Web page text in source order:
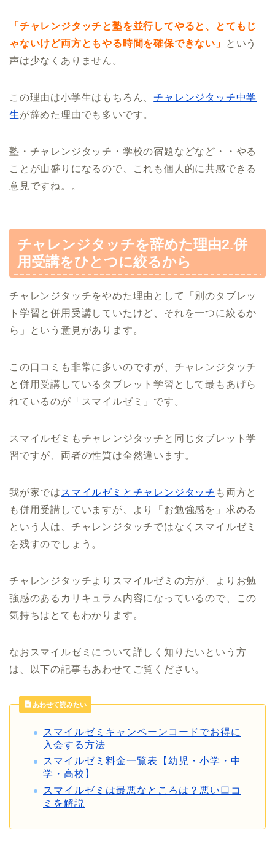
「チャレンジタッチと塾を並行してやると、とてもじ
ゃないけど両方ともやる時間を確保できない」
という
声は少なくありません。
この理由は小学生はもちろん、チャレンジタッチ中学
生が辞めた理由でも多いです。
塾・チャレンジタッチ・学校の宿題などなど・・やる
ことが山盛りになるので、これも個人的に共感できる
意見ですね。。
チャレンジタッチを辞めた理由2.併
用受講をひとつに絞るから
チャレンジタッチをやめた理由として「別のタブレッ
ト学習と併用受講していたけど、それを一つに絞るか
ら」という意見があります。
この口コミも非常に多いのですが、チャレンジタッチ
と併用受講しているタブレット学習として最もあげら
れているのが「スマイルゼミ」です。
スマイルゼミもチャレンジタッチと同じタブレット学
習ですが、両者の性質は全然違います。
我が家では スマイルゼミとチャレンジタッチ も両方と
も併用受講していますが、より「お勉強感を」求める
という人は、チャレンジタッチではなくスマイルゼミ
を残すのでしょう。
チャレンジタッチよりスマイルゼミの方が、よりお勉
強感のあるカリキュラム内容になっているので、この
気持ちはとてもわかります。
なおスマイルゼミについて詳しく知りたいという方
は、以下の記事もあわせてご覧ください。
あわせて読みたい
スマイルゼミキャンペーンコードでお得に
入会する方法
スマイルゼミ料金一覧表【幼児・小学・中
学・高校】
スマイルゼミは最悪なところは？悪い口コ
ミを解説